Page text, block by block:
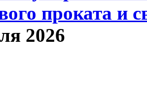
проката и
2026